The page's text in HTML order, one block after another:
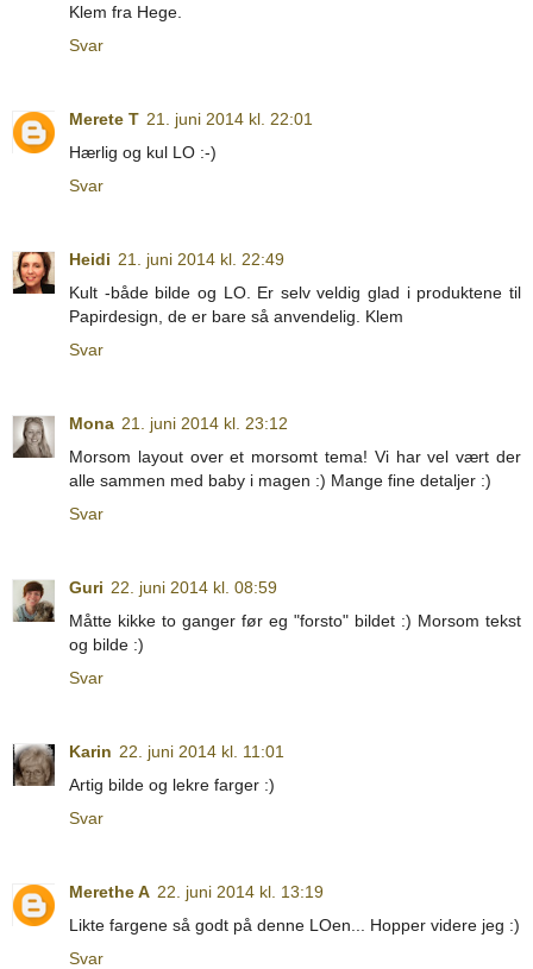
Klem fra Hege.
Svar
Merete T 21. juni 2014 kl. 22:01
Hærlig og kul LO :-)
Svar
Heidi 21. juni 2014 kl. 22:49
Kult -både bilde og LO. Er selv veldig glad i produktene til
Papirdesign, de er bare så anvendelig. Klem
Svar
Mona 21. juni 2014 kl. 23:12
Morsom layout over et morsomt tema! Vi har vel vært der
alle sammen med baby i magen :) Mange fine detaljer :)
Svar
Guri 22. juni 2014 kl. 08:59
Måtte kikke to ganger før eg "forsto" bildet :) Morsom tekst
og bilde :)
Svar
Karin 22. juni 2014 kl. 11:01
Artig bilde og lekre farger :)
Svar
Merethe A 22. juni 2014 kl. 13:19
Likte fargene så godt på denne LOen... Hopper videre jeg :)
Svar